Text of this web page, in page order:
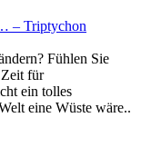
– Triptychon
Fühlen Sie
Zeit für
ein tolles
eine Wüste wäre..